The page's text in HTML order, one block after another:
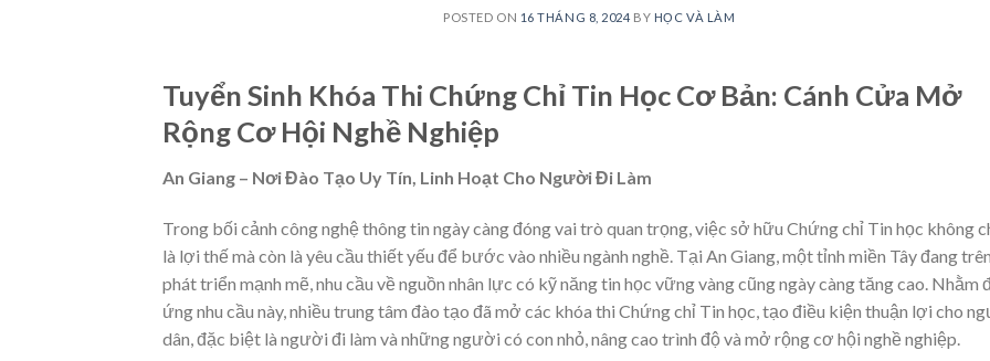
POSTED ON 16 THÁNG 8, 2024 BY HỌC VÀ LÀM
Tuyển Sinh Khóa Thi Chứng Chỉ Tin Học Cơ Bản: Cánh Cửa Mở
Rộng Cơ Hội Nghề Nghiệp
An Giang – Nơi Đào Tạo Uy Tín, Linh Hoạt Cho Người Đi Làm
Trong bối cảnh công nghệ thông tin ngày càng đóng vai trò quan trọng, việc sở hữu Chứng chỉ Tin học không
là lợi thế mà còn là yêu cầu thiết yếu để bước vào nhiều ngành nghề. Tại An Giang, một tỉnh miền Tây đang
phát triển mạnh mẽ, nhu cầu về nguồn nhân lực có kỹ năng tin học vững vàng cũng ngày càng tăng cao. Nhằm
ứng nhu cầu này, nhiều trung tâm đào tạo đã mở các khóa thi Chứng chỉ Tin học, tạo điều kiện thuận lợi cho
dân, đặc biệt là người đi làm và những người có con nhỏ, nâng cao trình độ và mở rộng cơ hội nghề nghiệp.